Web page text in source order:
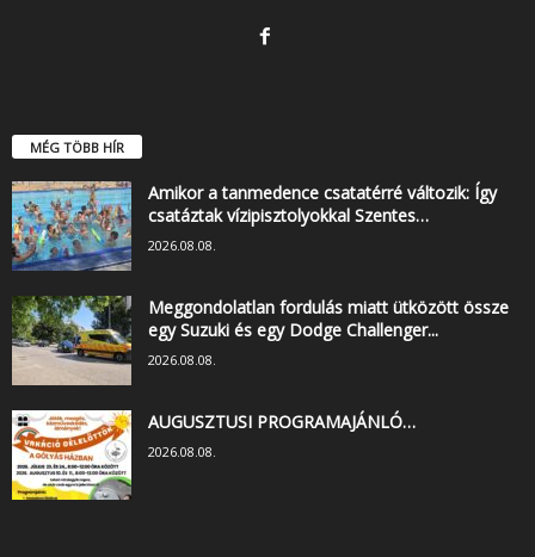
MÉG TÖBB HÍR
Amikor a tanmedence csatatérré változik: Így
csatáztak vízipisztolyokkal Szentes…
2026.08.08.
Meggondolatlan fordulás miatt ütközött össze
egy Suzuki és egy Dodge Challenger...
2026.08.08.
AUGUSZTUSI PROGRAMAJÁNLÓ…
2026.08.08.